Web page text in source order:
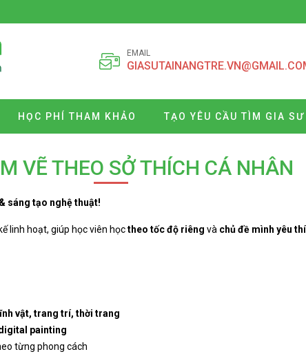
EMAIL
HỌC PHÍ THAM KHẢO TẠO YÊU CẦU TÌM GIA SƯ
VẼ THEO SỞ THÍCH CÁ NHÂN
sáng tạo nghệ thuật!
linh hoạt, giúp học viên họctheo tốc độ riêng và chủ đề mình yêu
vật, trang trí, thời trang
painting
từng phong cách